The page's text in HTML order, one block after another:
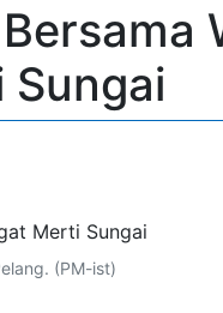
Sungai
(PM-ist)